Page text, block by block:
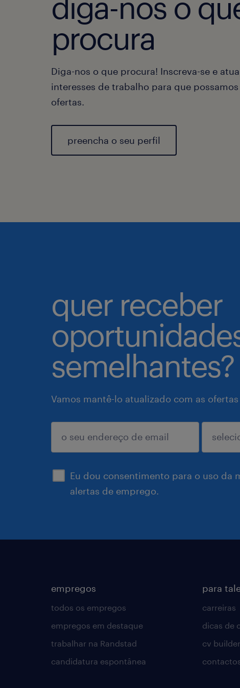
procura
Diga-nos o que procura! Inscreva-se e
interesses de trabalho para que
ofertas.
preencha o seu perfil
quer receber
semelhantes?
Vamos mantê-lo atualizado com as
Eu dou consentimento para o uso da
alertas de emprego.
enviar
empregos
todos os empregos
empregos em destaque
trabalhar na Randstad
candidatura espontânea
para
carreiras
dicas de
cv builder